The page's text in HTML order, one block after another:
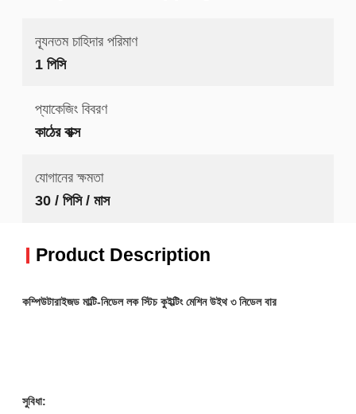
ন্যূনতম চাহিদার পরিমাণ
1 পিসি
প্যাকেজিং বিবরণ
কাঠের বাক্স
যোগানের ক্ষমতা
30 / পিসি / মাস
Product Description
কম্পিউটারাইজড মাল্টি-নিডেল লক স্টিচ কুইল্টিং মেশিন উইথ ৩ নিডেল বার
সুবিধা: